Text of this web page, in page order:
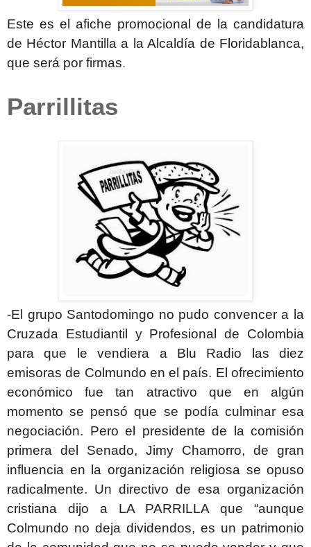
Este es el afiche promocional de la candidatura
de Héctor Mantilla a la Alcaldía de Floridablanca,
que será por firmas.
Parrillitas
-El grupo Santodomingo no pudo convencer a la
Cruzada Estudiantil y Profesional de Colombia
para que le vendiera a Blu Radio las diez
emisoras de Colmundo en el país. El ofrecimiento
económico fue tan atractivo que en algún
momento se pensó que se podía culminar esa
negociación. Pero el presidente de la comisión
primera del Senado, Jimy Chamorro, de gran
influencia en la organización religiosa se opuso
radicalmente. Un directivo de esa organización
cristiana dijo a LA PARRILLA que “aunque
Colmundo no deja dividendos, es un patrimonio